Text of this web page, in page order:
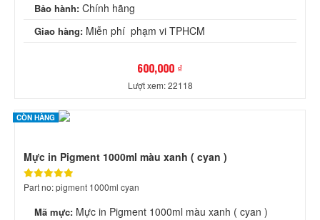
Bảo hành: Chính hãng
Giao hàng: Miễn phí phạm vi TPHCM
600,000 ₫
Lượt xem: 22118
CÒN HÀNG
Mực in Pigment 1000ml màu xanh ( cyan )
Part no: pigment 1000ml cyan
Mã mực: Mực in Pigment 1000ml màu xanh ( cyan )